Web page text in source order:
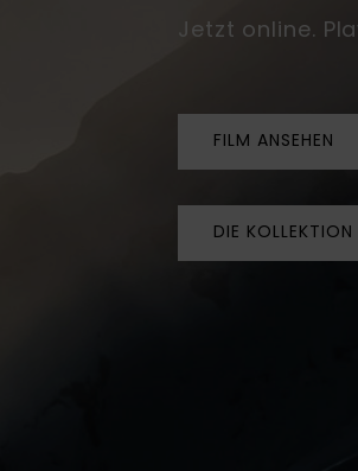
Jetzt online.
FILM ANSEHEN
DIE KOLLEKTION